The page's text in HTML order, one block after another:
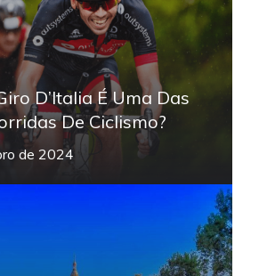
D’Italia É Uma Das
De Ciclismo?
de 2024